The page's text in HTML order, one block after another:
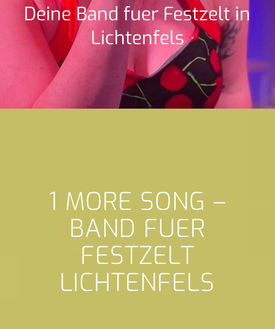
Deine Band fuer Festzelt in
Lichtenfels
1 MORE SONG –
BAND FUER
FESTZELT
LICHTENFELS